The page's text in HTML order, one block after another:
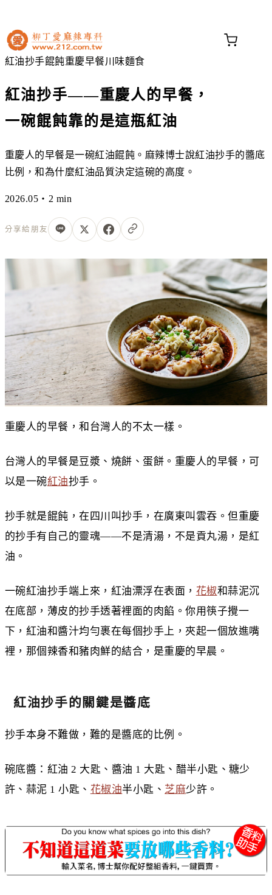
紅油抄手餛飩重慶早餐川味麵食
紅油抄手——重慶人的早餐，
一碗餛飩靠的是這瓶紅油
重慶人的早餐是一碗紅油餛飩。麻辣博士說紅油抄手的醬底
比例，和為什麼紅油品質決定這碗的高度。
2026.05・2 min
分享給朋友
重慶人的早餐，和台灣人的不太一樣。
台灣人的早餐是豆漿、燒餅、蛋餅。重慶人的早餐，可
以是一碗紅油抄手。
抄手就是餛飩，在四川叫抄手，在廣東叫雲吞。但重慶
的抄手有自己的靈魂——不是清湯，不是貢丸湯，是紅
油。
一碗紅油抄手端上來，紅油漂浮在表面， 花椒和蒜泥沉
在底部，薄皮的抄手透著裡面的肉餡。你用筷子攪一
下，紅油和醬汁均勻裹在每個抄手上，夾起一個放進嘴
裡，那個辣香和豬肉鮮的結合，是重慶的早晨。
紅油抄手的關鍵是醬底
抄手本身不難做，難的是醬底的比例。
碗底醬：紅油 2 大匙、醬油 1 大匙、醋半小匙、糖少
許、蒜泥 1 小匙、 花椒油半小匙、 芝麻少許。